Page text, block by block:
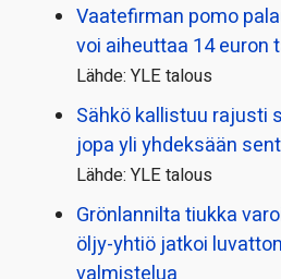
Vaatefirman pomo
voi aiheuttaa 14 euron
Lähde: YLE talous
Sähkö kallistuu rajusti
jopa yli yhdeksään
Lähde: YLE talous
Grönlannilta tiukka
öljy-yhtiö jatkoi